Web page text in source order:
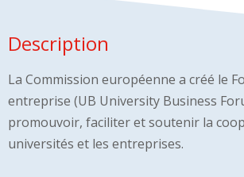
Description
La Commission européenne a créé le
entreprise (UB University Business
promouvoir, faciliter et soutenir la
universités et les entreprises.